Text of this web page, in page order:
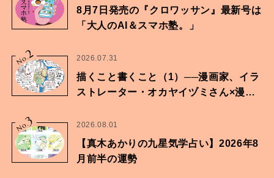
8月7日発売の『クロワッサン』最新号は
「大人のAI＆スマホ塾。」
No.2 2026.07.31
描くこと書くこと（1）──漫画家、イラ
ストレーター・オカヤイヅミさん×漫画
No.
3 2026.08.01
【真木あかりの九星気学占い】2026年8
月前半の運勢